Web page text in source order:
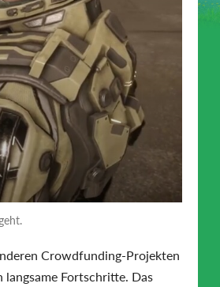
Crowdfunding-Projekten
Fortschritte. Das